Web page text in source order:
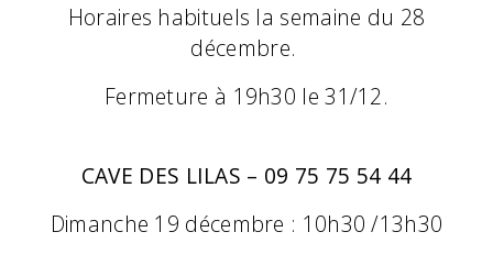
Horaires habituels la semaine du 28
décembre.
Fermeture à 19h30 le 31/12.
CAVE DES LILAS – 09 75 75 54 44
Dimanche 19 décembre : 10h30 /13h30